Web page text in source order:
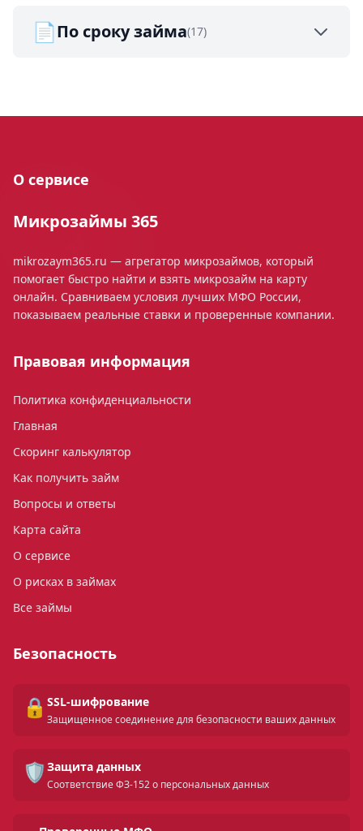
📄По сроку займа(17)
О сервисе
Микрозаймы 365
mikrozaym365.ru — агрегатор микрозаймов, который
помогает быстро найти и взять микрозайм на карту
онлайн. Сравниваем условия лучших МФО России,
показываем реальные ставки и проверенные компании.
Правовая информация
Политика конфиденциальности
Главная
Скоринг калькулятор
Как получить займ
Вопросы и ответы
Карта сайта
О сервисе
О рисках в займах
Все займы
Безопасность
🔒 SSL-шифрование
Защищенное соединение для безопасности ваших данных
🛡️ Защита данных
Соответствие ФЗ-152 о персональных данных